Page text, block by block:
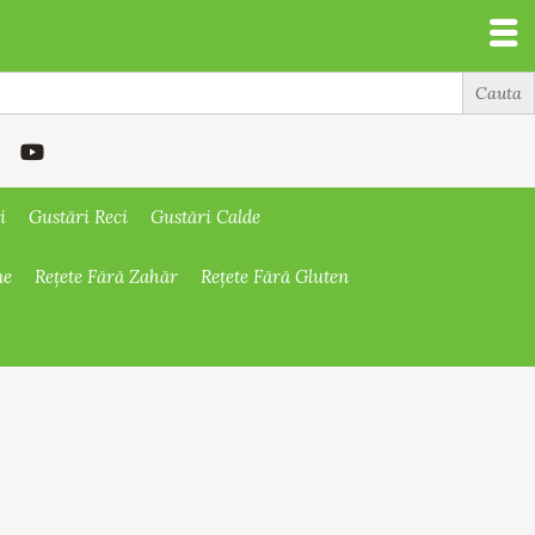
Gustări Reci Gustări Calde
Rețete Fără Zahăr Rețete Fără Gluten